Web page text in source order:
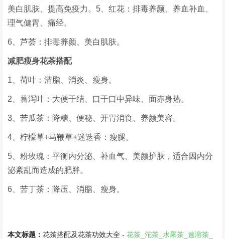
美白肌肤、提高免疫力。5、红花：排毒养颜、养血补血、
理气健胃、痛经。
6、芦荟：排毒养颜、美白肌肤。
减肥瘦身花茶搭配
1、荷叶：清脂、消炎、瘦身。
2、蕃泻叶：大便干结、口干口中异味、面赤身热。
3、苦瓜茶：降糖、便秘、开胃消食、养颜美容。
4、柠檬草+马鞭草+迷迭香：瘦腿。
5、粉玫瑰：平衡内分泌、补血气、美颜护肤，适合因内分
泌紊乱而造成的肥胖。
6、苦丁茶：降压、消脂、瘦身。
本文标题：花茶搭配及花茶功效大全 -花茶_沱茶_水果茶_速溶茶_